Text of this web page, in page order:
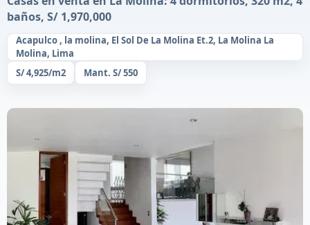
baños, S/ 1,970,000
Acapulco , la molina, El Sol De La Molina Et.2, La Molina La
Molina, Lima
S/ 4,925/m2
Mant. S/ 550